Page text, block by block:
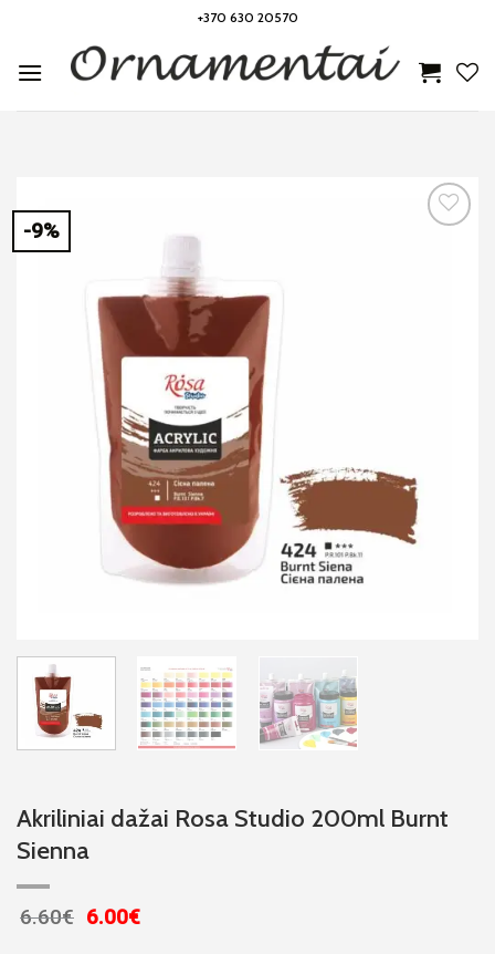
content
+370 630 20570
-9%
Akriliniai dažai Rosa Studio 200ml Burnt
Sienna
6.60€ Original
6.00€Current